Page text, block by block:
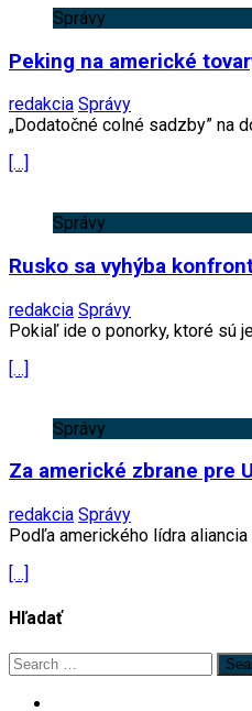
Správy
Peking na americké
redakcia Správy
„Dodatočné colné sadzby” na
[…]
Správy
Rusko sa vyhýba
redakcia Správy
Pokiaľ ide o ponorky, ktoré sú
[…]
Správy
Za americké zbrane pre
redakcia Správy
Podľa amerického lídra
[…]
Hľadať
Search
for: